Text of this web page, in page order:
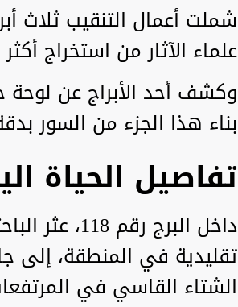
شملت أعمال التنقيب ثلاث
علماء الآثار من استخراج أكثر من 300 قطعة أثرية من
وكشف أحد الأبراج عن لوحة
بناء هذا الجزء من السور
تفاصيل الحياة
داخل البرج
تقليدية في المنطقة، إلى
الشتاء القاسي في